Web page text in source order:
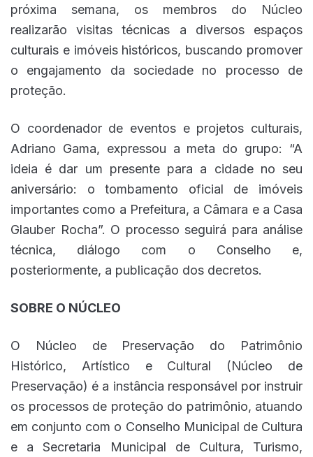
próxima semana, os membros do Núcleo
realizarão visitas técnicas a diversos espaços
culturais e imóveis históricos, buscando promover
o engajamento da sociedade no processo de
proteção.
O coordenador de eventos e projetos culturais,
Adriano Gama, expressou a meta do grupo: “A
ideia é dar um presente para a cidade no seu
aniversário: o tombamento oficial de imóveis
importantes como a Prefeitura, a Câmara e a Casa
Glauber Rocha”. O processo seguirá para análise
técnica, diálogo com o Conselho e,
posteriormente, a publicação dos decretos.
SOBRE O NÚCLEO
O Núcleo de Preservação do Patrimônio
Histórico, Artístico e Cultural (Núcleo de
Preservação) é a instância responsável por instruir
os processos de proteção do patrimônio, atuando
em conjunto com o Conselho Municipal de Cultura
e a Secretaria Municipal de Cultura, Turismo,